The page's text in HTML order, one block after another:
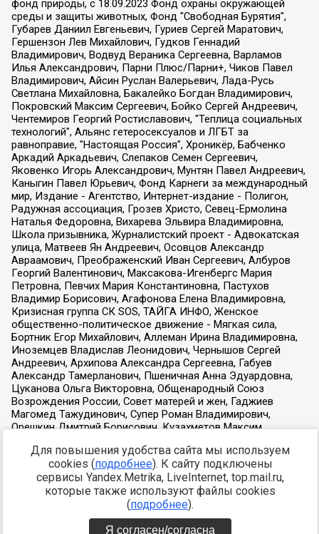
Для повышения удобства сайта мы используем
cookies (подробнее). К сайту подключены
сервисы Yandex.Metrika, LiveInternet, top.mail.ru,
которые также используют файлы cookies
(подробнее).
Я согласен/согласна